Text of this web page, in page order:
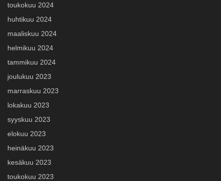
toukokuu 2024
huhtikuu 2024
maaliskuu 2024
helmikuu 2024
tammikuu 2024
joulukuu 2023
marraskuu 2023
lokakuu 2023
syyskuu 2023
elokuu 2023
heinäkuu 2023
kesäkuu 2023
toukokuu 2023